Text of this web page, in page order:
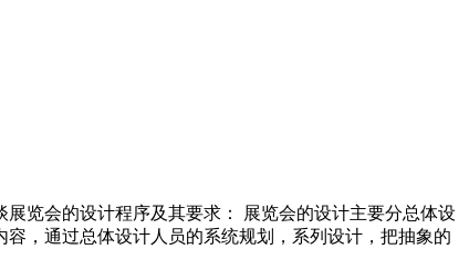
览会的设计程序及其要求： 展览会的设计主要分总体设
，通过总体设计人员的系统规划，系列设计，把抽象的